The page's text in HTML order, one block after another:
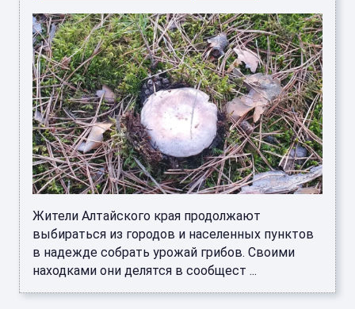
Жители Алтайского края продолжают
выбираться из городов и населенных пунктов
в надежде собрать урожай грибов. Своими
находками они делятся в сообщест ...